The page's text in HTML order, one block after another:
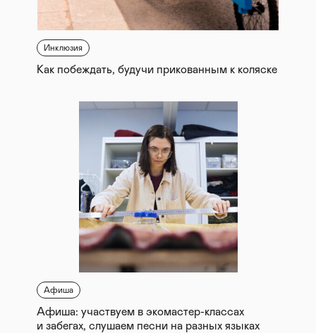
Инклюзия
Как побеждать, будучи прикованным к коляске
Афиша
Афиша: участвуем в экомастер-классах
и забегах, слушаем песни на разных языках